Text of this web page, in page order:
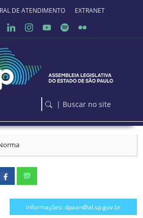
DE ATENDIMENTO EXTRANET
| Buscar no site
Informações: dpaan@al.sp.gov.br